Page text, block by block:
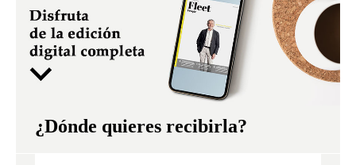
¿Dónde quieres recibirla?